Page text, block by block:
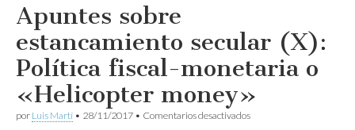
Apuntes sobre
estancamiento secular (X):
Política fiscal-monetaria o
«Helicopter money»
por Luis Martí • 28/11/2017 • Comentarios desactivadosen